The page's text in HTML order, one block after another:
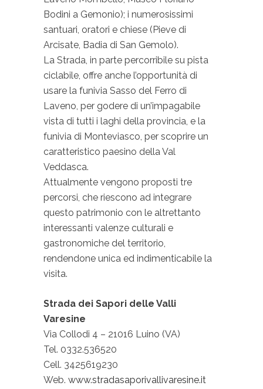
Bodini a Gemonio); i numerosissimi
santuari, oratori e chiese (Pieve di
Arcisate, Badia di San Gemolo).
La Strada, in parte percorribile su pista
ciclabile, offre anche l’opportunità di
usare la funivia Sasso del Ferro di
Laveno, per godere di un’impagabile
vista di tutti i laghi della provincia, e la
funivia di Monteviasco, per scoprire un
caratteristico paesino della Val
Veddasca.
Attualmente vengono proposti tre
percorsi, che riescono ad integrare
questo patrimonio con le altrettanto
interessanti valenze culturali e
gastronomiche del territorio,
rendendone unica ed indimenticabile la
visita.
Strada dei Sapori delle Valli
Varesine
Via Collodi 4 – 21016 Luino (VA)
Tel. 0332.536520
Cell. 3425619230
Web. www.stradasaporivallivaresine.it